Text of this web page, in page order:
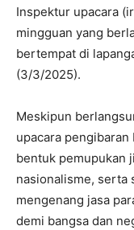
Inspektur upacara
mingguan yang
bertempat di
(3/3/2025).
Meskipun
upacara
bentuk pemupukan
nasionalisme, serta
mengenang jasa
demi bangsa dan